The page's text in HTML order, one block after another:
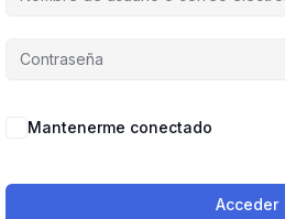
Mantenerme conectado
Acceder